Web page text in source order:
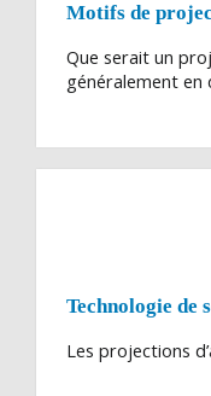
Motifs de
Que serait un
généralement en
Technologie de
Les projections